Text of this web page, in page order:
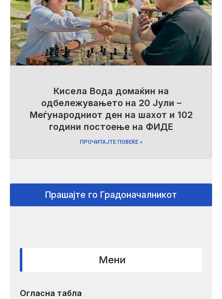
Кисела Вода домаќин на
одбележувањето на 20 Јули –
Меѓународниот ден на шахот и 102
години постоење на ФИДЕ
ПРОЧИТАЈТЕ ПОВЕЌЕ »
Прашајте го Градоначалникот
Мени
Огласна табла